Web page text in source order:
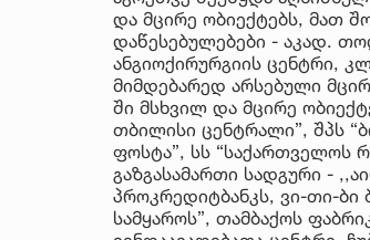
და მცირე ობიექტებს, მათ
დაწესებულებები - აკად.
ანგიოქირურგიის ცენტრი,
მიმდებარედ არსებული
ში მსხვილ და მცირე
თბილისი ცენტრალი”, შპს
ფოსტა”, სს “საქართველოს
გაზგასამართი სადგური -
პროკრედიტბანკს, ვი-თი-ბი
სამყაროს”, თამბაქოს